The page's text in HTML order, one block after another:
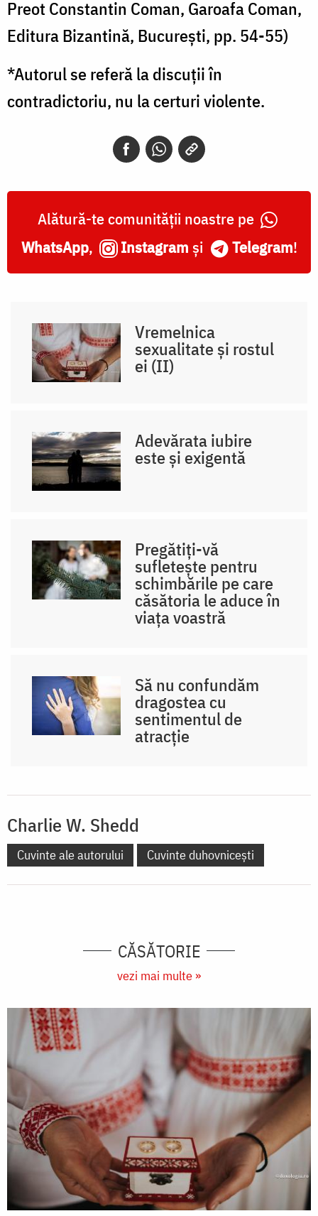
Preot Constantin Coman, Garoafa Coman,
Editura Bizantină, București, pp. 54-55)
*Autorul se referă la discuții în
contradictoriu, nu la certuri violente.
Alătură-te comunității noastre pe
WhatsApp, Instagram și Telegram!
Vremelnica
sexualitate și rostul
ei (II)
Adevărata iubire
este și exigentă
Pregătiți-vă
sufletește pentru
schimbările pe care
căsătoria le aduce în
viața voastră
Să nu confundăm
dragostea cu
sentimentul de
atracție
Charlie W. Shedd
Cuvinte ale autorului Cuvinte duhovnicești
CĂSĂTORIE
vezi mai multe »